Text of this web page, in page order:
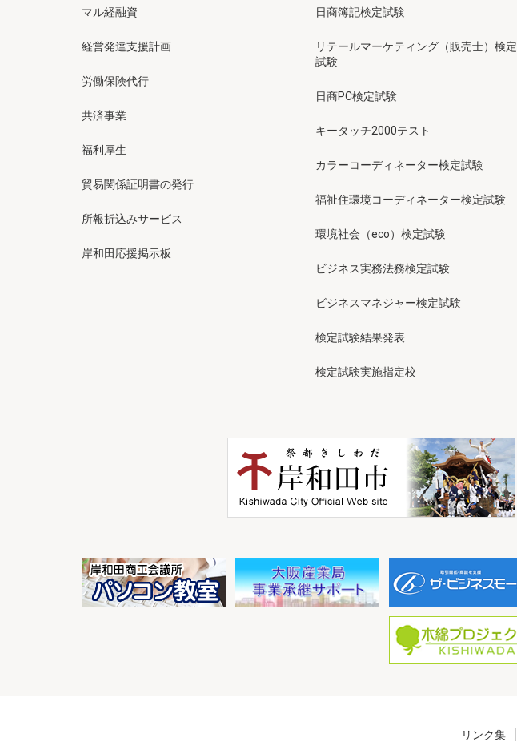
マル経融資
経営発達支援計画
労働保険代行
共済事業
福利厚生
貿易関係証明書の発行
所報折込みサービス
岸和田応援掲示板
日商簿記検定試験
リテールマーケティング（販売士）検定
試験
日商PC検定試験
キータッチ2000テスト
カラーコーディネーター検定試験
福祉住環境コーディネーター検定試験
環境社会（eco）検定試験
ビジネス実務法務検定試験
ビジネスマネジャー検定試験
検定試験結果発表
検定試験実施指定校
リンク集